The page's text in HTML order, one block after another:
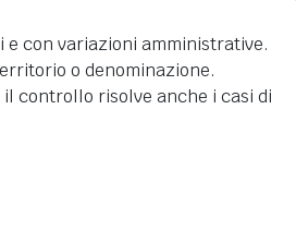
con variazioni amministrative.
o denominazione.
il controllo risolve anche i casi di